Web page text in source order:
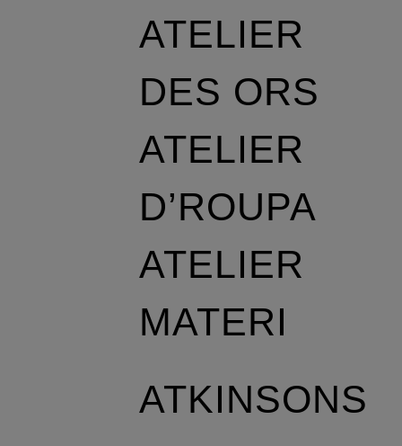
ATELIER
DES ORS
ATELIER
D’ROUPA
ATELIER
MATERI
ATKINSONS